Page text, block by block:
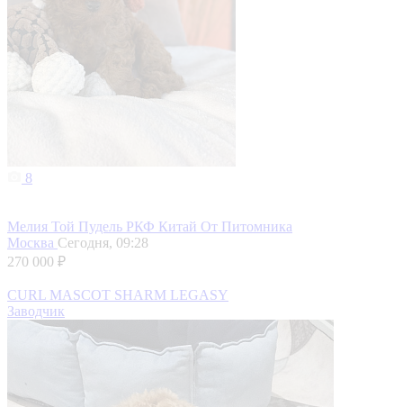
8
Мелия Той Пудель РКФ Китай От Питомника
Москва Сегодня, 09:28
270 000 ₽
CURL MASCOT SHARM LEGASY
Заводчик